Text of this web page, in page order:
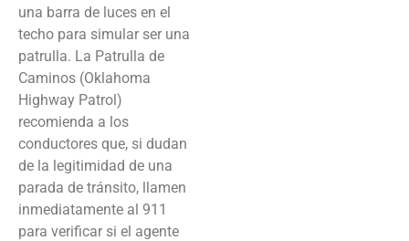
una barra de luces en el
techo para simular ser una
patrulla. La Patrulla de
Caminos (Oklahoma
Highway Patrol)
recomienda a los
conductores que, si dudan
de la legitimidad de una
parada de tránsito, llamen
inmediatamente al 911
para verificar si el agente